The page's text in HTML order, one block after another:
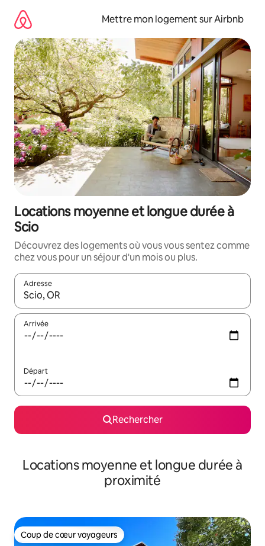
directement
contenu
Mettre mon logement sur Airbnb
Locations moyenne et longue durée à
Scio
Découvrez des logements où vous vous sentez comme
chez vous pour un séjour d'un mois ou plus.
Adresse
Lorsque les résultats s'affichent, utilisez les flèches vers le
Arrivée
Départ
Rechercher
Locations moyenne et longue durée à
proximité
Coup de cœur voyageurs
Coup de cœur voyageurs